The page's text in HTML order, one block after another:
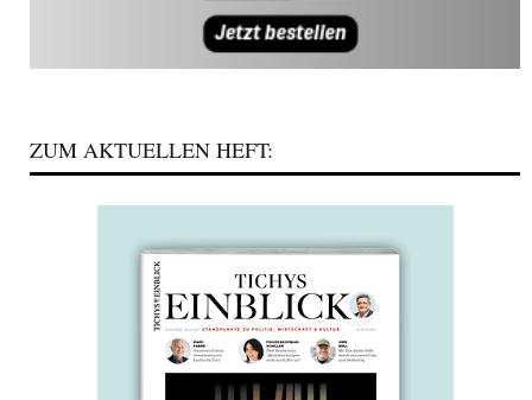
ZUM AKTUELLEN HEFT: